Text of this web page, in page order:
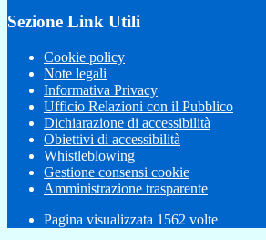
Sezione Link Utili
Cookie policy
Note legali
Informativa Privacy
Ufficio Relazioni con il Pubblico
Dichiarazione di accessibilità
Obiettivi di accessibilità
Whistleblowing
Gestione consensi cookie
Amministrazione trasparente
Pagina visualizzata 1562 volte